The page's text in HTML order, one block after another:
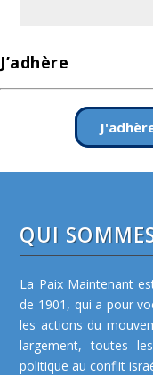
J’adhère
QUI
La Paix Maintenant
de 1901, qui a pour
les actions du
largement, toutes
politique au conflit